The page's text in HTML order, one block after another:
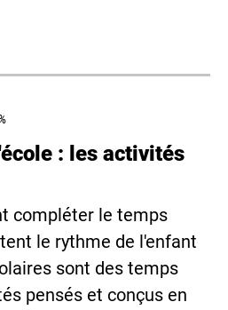
: les activités
compléter le temps
le rythme de l'enfant
sont des temps
pensés et conçus en